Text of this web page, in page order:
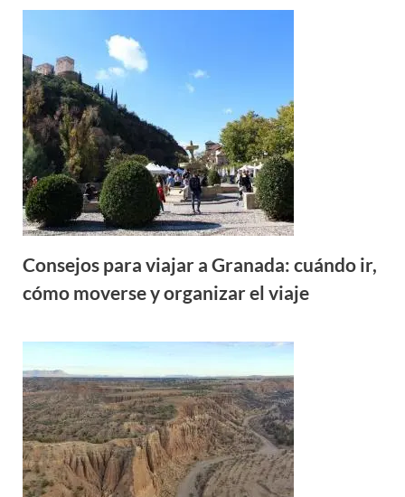
Consejos para viajar a Granada: cuándo ir,
cómo moverse y organizar el viaje